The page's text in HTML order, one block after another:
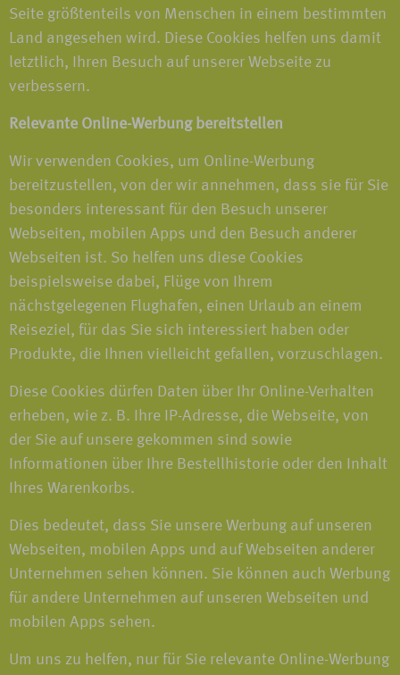
Seite größtenteils von Menschen in einem bestimmten
Land angesehen wird. Diese Cookies helfen uns damit
letztlich, Ihren Besuch auf unserer Webseite zu
verbessern.
Relevante Online-Werbung bereitstellen
Wir verwenden Cookies, um Online-Werbung
bereitzustellen, von der wir annehmen, dass sie für Sie
besonders interessant für den Besuch unserer
Webseiten, mobilen Apps und den Besuch anderer
Webseiten ist. So helfen uns diese Cookies
beispielsweise dabei, Flüge von Ihrem
nächstgelegenen Flughafen, einen Urlaub an einem
Reiseziel, für das Sie sich interessiert haben oder
Produkte, die Ihnen vielleicht gefallen, vorzuschlagen.
Diese Cookies dürfen Daten über Ihr Online-Verhalten
erheben, wie z. B. Ihre IP-Adresse, die Webseite, von
der Sie auf unsere gekommen sind sowie
Informationen über Ihre Bestellhistorie oder den Inhalt
Ihres Warenkorbs.
Dies bedeutet, dass Sie unsere Werbung auf unseren
Webseiten, mobilen Apps und auf Webseiten anderer
Unternehmen sehen können. Sie können auch Werbung
für andere Unternehmen auf unseren Webseiten und
mobilen Apps sehen.
Um uns zu helfen, nur für Sie relevante Online-Werbung